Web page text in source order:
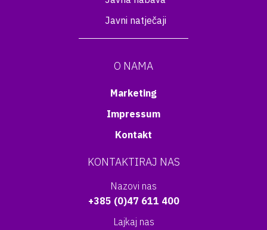
Javni natječaji
O NAMA
Marketing
Impressum
Kontakt
KONTAKTIRAJ NAS
Nazovi nas
+385 (0)47 611 400
Lajkaj nas